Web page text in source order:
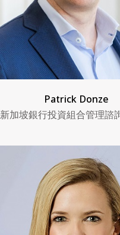
Patrick Donze
新加坡銀行投資組合管理諮